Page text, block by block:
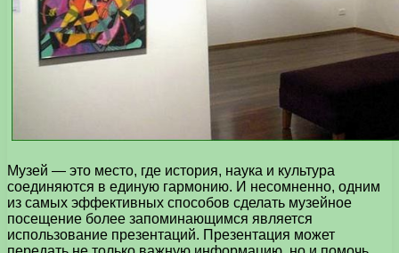
Музей — это место, где история, наука и культура
соединяются в единую гармонию. И несомненно, одним
из самых эффективных способов сделать музейное
посещение более запоминающимся является
использование презентаций. Презентация может